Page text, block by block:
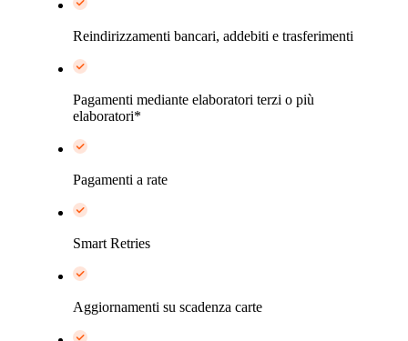
Reindirizzamenti bancari, addebiti e trasferimenti
Pagamenti mediante elaboratori terzi o più
elaboratori*
Pagamenti a rate
Smart Retries
Aggiornamenti su scadenza carte